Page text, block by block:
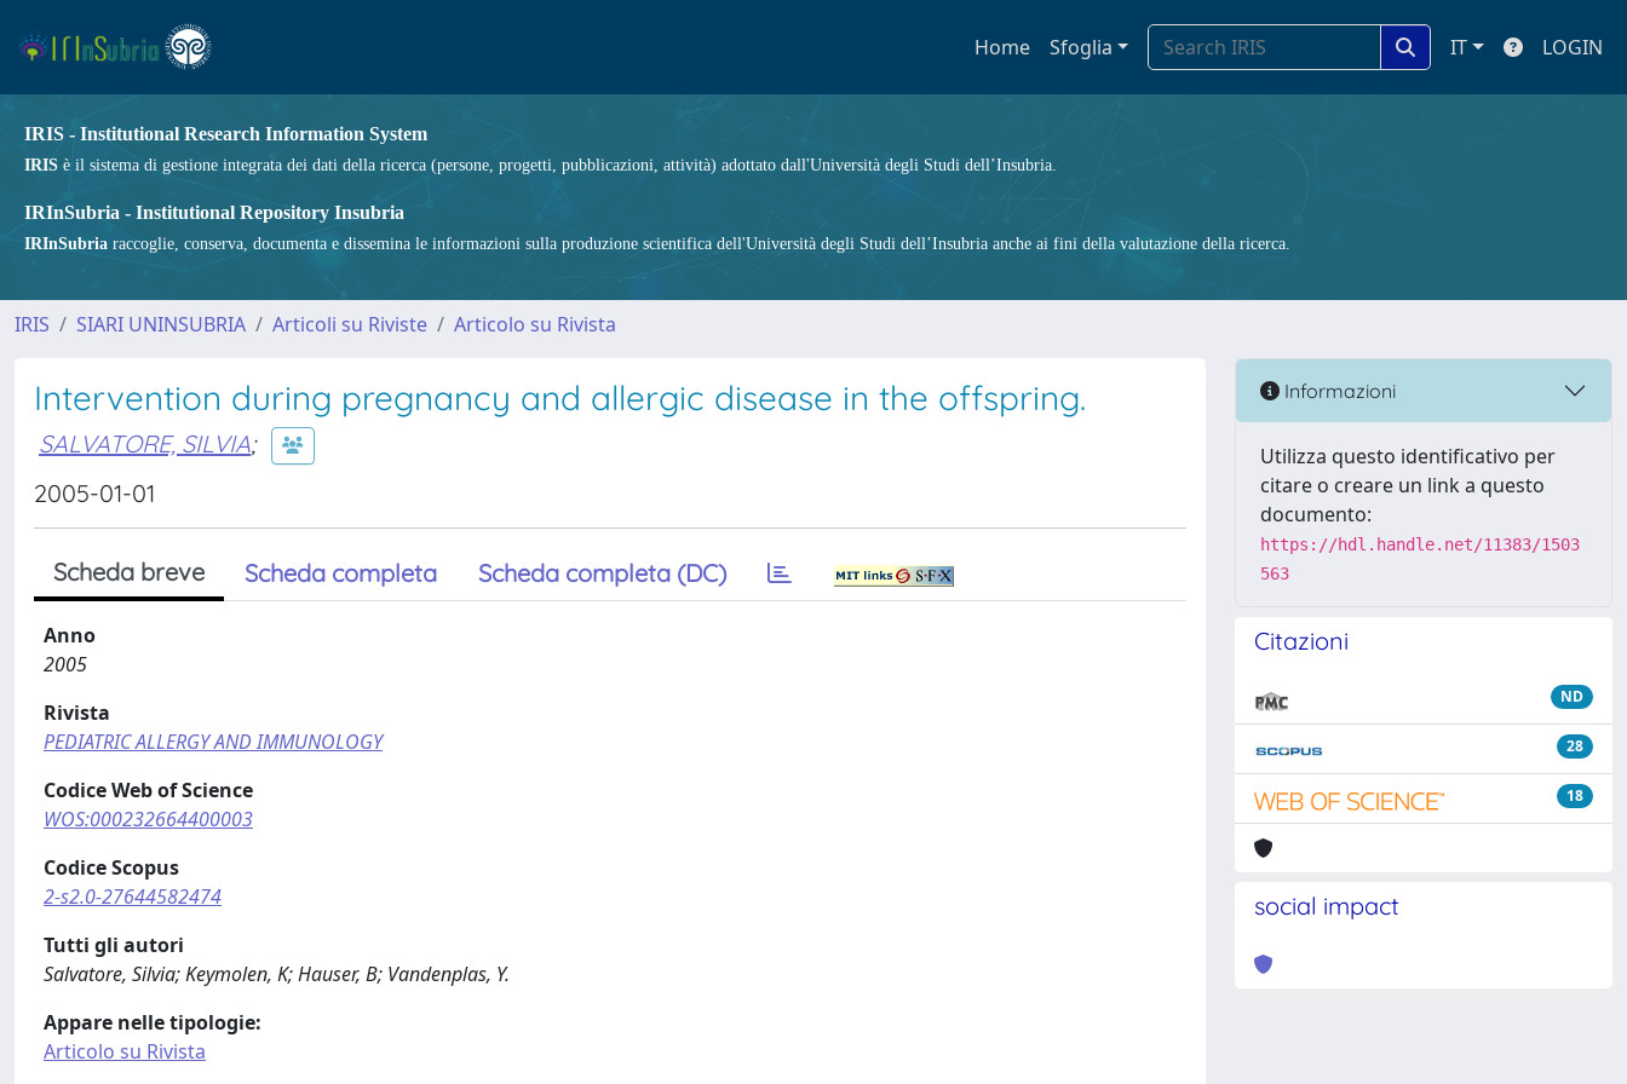
Home Sfoglia IT LOGIN
IRIS - Institutional Research Information System
IRIS è il sistema di gestione integrata dei dati della ricerca (persone, progetti, pubblicazioni, attività) adottato dall'Università degli Studi dell’Insubria.
IRInSubria - Institutional Repository Insubria
IRInSubria raccoglie, conserva, documenta e dissemina le informazioni sulla produzione scientifica dell'Università degli Studi dell’Insubria anche ai fini della valutazione della ricerca.
IRIS SIARI UNINSUBRIA Articoli su Riviste Articolo su Rivista
Intervention during pregnancy and allergic disease in the offspring.
SALVATORE, SILVIA;
2005-01-01
Scheda breve Scheda completa Scheda completa (DC)
Anno
2005
Rivista
PEDIATRIC ALLERGY AND IMMUNOLOGY
Codice Web of Science
WOS:000232664400003
Codice Scopus
2-s2.0-27644582474
Tutti gli autori
Salvatore, Silvia; Keymolen, K; Hauser, B; Vandenplas, Y.
Appare nelle tipologie:
Articolo su Rivista
Informazioni
Utilizza questo identificativo per
citare o creare un link a questo
documento:
https://hdl.handle.net/11383/1503
563
Citazioni
ND
28
18
social impact